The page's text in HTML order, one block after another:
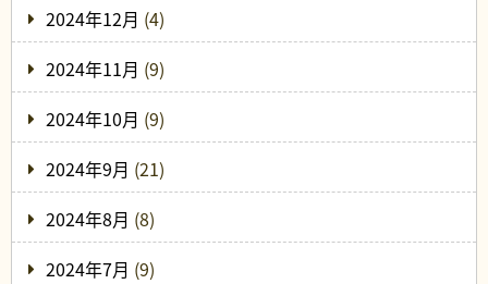
2024年12月 (4)
2024年11月 (9)
2024年10月 (9)
2024年9月 (21)
2024年8月 (8)
2024年7月 (9)